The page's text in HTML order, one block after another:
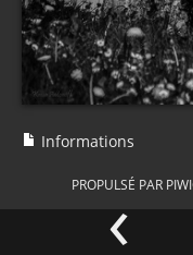
‹
Informations
PROPULSÉ PAR